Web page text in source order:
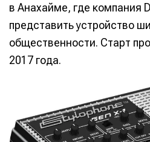
в Анахайме, где компания
представить устройство
общественности. Cтарт
2017 года.